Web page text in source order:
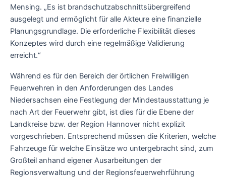
Mensing. „Es ist brandschutzabschnittsübergreifend
ausgelegt und ermöglicht für alle Akteure eine finanzielle
Planungsgrundlage. Die erforderliche Flexibilität dieses
Konzeptes wird durch eine regelmäßige Validierung
erreicht.“
Während es für den Bereich der örtlichen Freiwilligen
Feuerwehren in den Anforderungen des Landes
Niedersachsen eine Festlegung der Mindestausstattung je
nach Art der Feuerwehr gibt, ist dies für die Ebene der
Landkreise bzw. der Region Hannover nicht explizit
vorgeschrieben. Entsprechend müssen die Kriterien, welche
Fahrzeuge für welche Einsätze wo untergebracht sind, zum
Großteil anhand eigener Ausarbeitungen der
Regionsverwaltung und der Regionsfeuerwehrführung